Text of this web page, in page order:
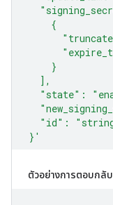
ตัวอย่างการตอบกลับ